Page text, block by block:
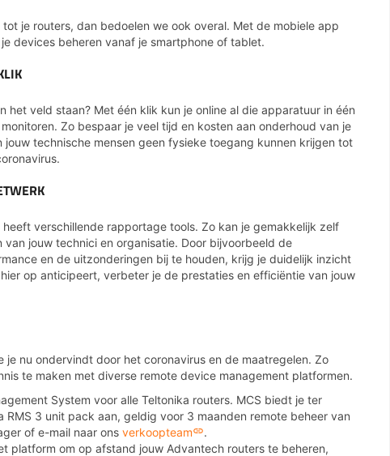
je routers, dan bedoelen we ook overal. Met de mobiele app
devices beheren vanaf je smartphone of tablet.
het veld staan? Met één klik kun je online al die apparatuur in één
Zo bespaar je veel tijd en kosten aan onderhoud van je
technische mensen geen fysieke toegang kunnen krijgen tot
verschillende rapportage tools. Zo kan je gemakkelijk zelf
jouw technici en organisatie. Door bijvoorbeeld de
en de uitzonderingen bij te houden, krijg je duidelijk inzicht
op anticipeert, verbeter je de prestaties en efficiëntie van jouw
nu ondervindt door het coronavirus en de maatregelen. Zo
te maken met diverse remote device management platformen.
System voor alle Teltonika routers. MCS biedt je ter
RMS 3 unit pack aan, geldig voor 3 maanden remote beheer van
of e-mail naar ons verkoopteam
.
platform om op afstand jouw Advantech routers te beheren,